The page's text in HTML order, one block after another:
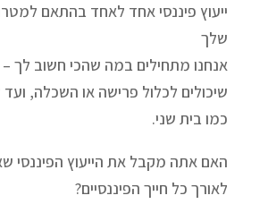
ייעוץ פיננסי אחד לאחד בהתאם
שלך
אנחנו מתחילים במה שהכי חשוב לך –
שיכולים לכלול פרישה או השכלה,
כמו בית שני.
האם אתה מקבל את הייעוץ הפיננסי
לאורך כל חייך הפיננסיים?